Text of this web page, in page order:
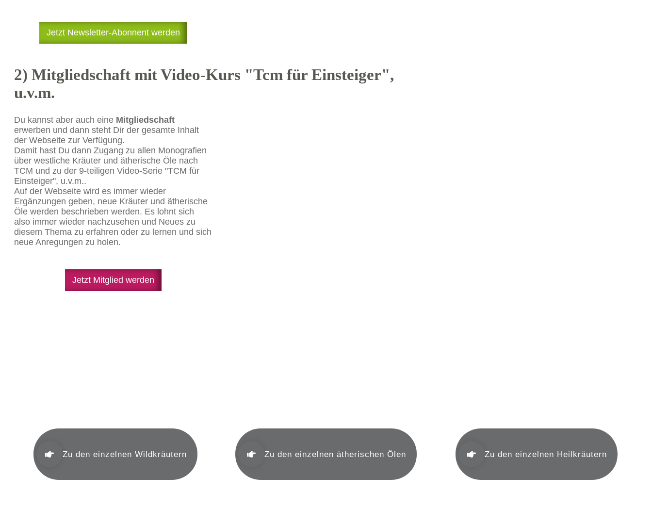
Jetzt Newsletter-Abonnent werden
2) Mitgliedschaft mit Video-Kurs "Tcm für Einsteiger",
u.v.m.
Du kannst aber auch eine Mitgliedschaft
erwerben und dann steht Dir der gesamte Inhalt
der Webseite zur Verfügung.
Damit hast Du dann Zugang zu allen Monografien
über westliche Kräuter und ätherische Öle nach
TCM und zu der 9-teiligen Video-Serie "TCM für
Einsteiger", u.v.m..
Auf der Webseite wird es immer wieder
Ergänzungen geben, neue Kräuter und ätherische
Öle werden beschrieben werden. Es lohnt sich
also immer wieder nachzusehen und Neues zu
diesem Thema zu erfahren oder zu lernen und sich
neue Anregungen zu holen.
Jetzt Mitglied werden
Zu den einzelnen Wildkräutern Zu den einzelnen ätherischen Ölen Zu den einzelnen Heilkräutern